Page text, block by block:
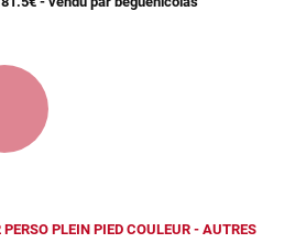
PERSO PLEIN PIED COULEUR - AUTRES